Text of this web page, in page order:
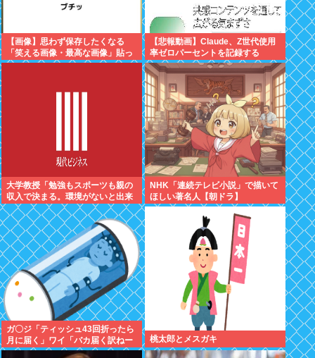
【画像】思わず保存したくなる
「笑える画像・最高な画像」貼っ
ていけwww
【悲報動画】Claude、Z世代使用
率ゼロパーセントを記録する
大学教授「勉強もスポーツも親の
収入で決まる。環境がないと出来
るわけがない」
NHK「連続テレビ小説」で描いて
ほしい著名人【朝ドラ】
ガ〇ジ「ティッシュ43回折ったら
月に届く」ワイ「バカ届く訳ねー
やろ！ｗやってみたろ！ｗ」
桃太郎とメスガキ